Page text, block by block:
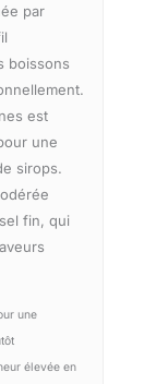
par
boissons
est
une
sirops.
fin, qui
une
élevée en